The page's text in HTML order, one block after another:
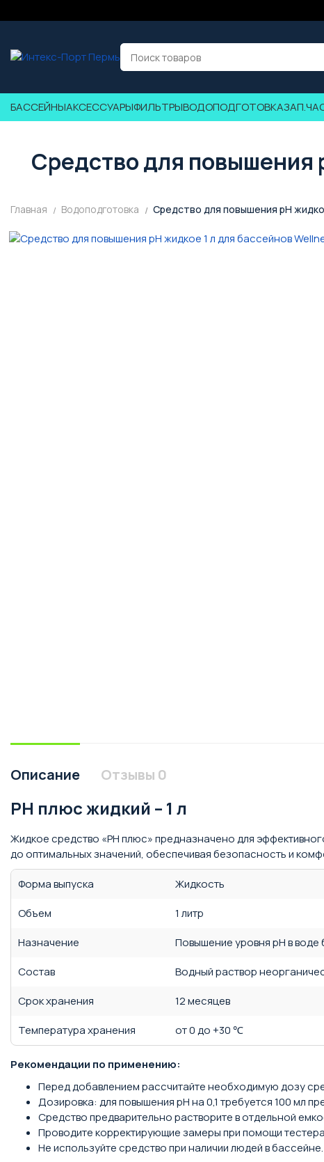
БАССЕЙНЫАКСЕССУАРЫФИЛЬТРЫВОДОПОДГОТОВКА
Средство для повышения
Главная Водоподготовка Средство для повышения pH
Описание Отзывы 0
PH плюс жидкий – 1 л
Жидкое средство «PH плюс» предназначено для
до оптимальных значений, обеспечивая безопасность и
Форма выпуска
Жидкость
Объем
1 литр
Назначение
Повышение уровня pH в воде
Состав
Водный раствор
Срок хранения
12 месяцев
Температура хранения
от 0 до +30 ℃
Рекомендации по применению:
Перед добавлением рассчитайте необходимую дозу
Дозировка: для повышения pH на 0,1 требуется 100 мл
Средство предварительно растворите в отдельной
Проводите корректирующие замеры при помощи
Не используйте средство при наличии людей в бассейне.